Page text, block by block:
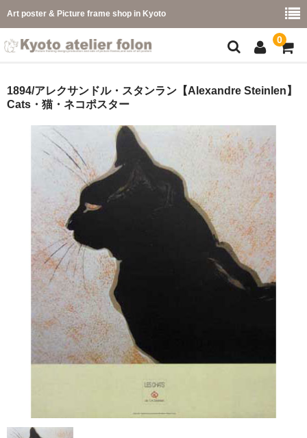
Art poster & Picture frame shop in Kyoto
0
フレーム一覧
カラー別
イメージ別
フレーム幅別
価格コード別
こどもさくひんフレーム
幅広マット付額縁フレーム-展覧会などに-
マット付額縁フレーム-おしゃれな空間に-
オプション品
吊りフック
1894/アレクサンドル・スタンラン【Alexandre Steinlen】
Cats・猫・ネコポスター